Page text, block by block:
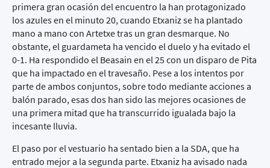
primera gran ocasión del encuentro la han protagonizado
los azules en el minuto 20, cuando Etxaniz se ha plantado
mano a mano con Artetxe tras un gran desmarque. No
obstante, el guardameta ha vencido el duelo y ha evitado el
0-1. Ha respondido el Beasain en el 25 con un disparo de Pita
que ha impactado en el travesaño. Pese a los intentos por
parte de ambos conjuntos, sobre todo mediante acciones a
balón parado, esas dos han sido las mejores ocasiones de
una primera mitad que ha transcurrido igualada bajo la
incesante lluvia.
El paso por el vestuario ha sentado bien a la SDA, que ha
entrado mejor a la segunda parte. Etxaniz ha avisado nada